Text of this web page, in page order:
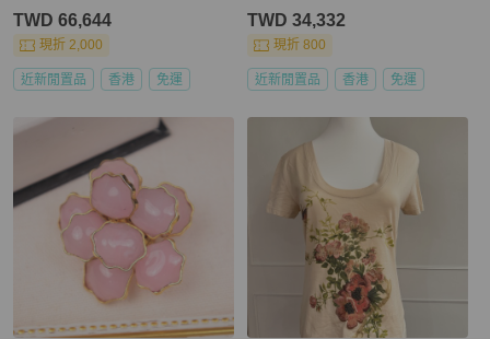
TWD 66,644
現折 2,000
近新閒置品 香港 免運
TWD 34,332
現折 800
近新閒置品 香港 免運